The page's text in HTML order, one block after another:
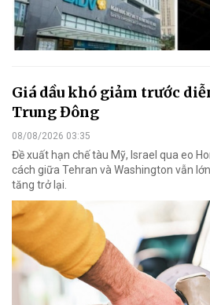
Giá dầu khó giảm trước
Trung Đông
08/08/2026 03:35
Đề xuất hạn chế tàu Mỹ, Israel qua eo
cách giữa Tehran và Washington vẫn
tăng trở lại.